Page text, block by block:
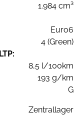
1.984 cm³
Euro6
4 (Green)
8,5 l/100km
193 g/km
G
Zentrallager